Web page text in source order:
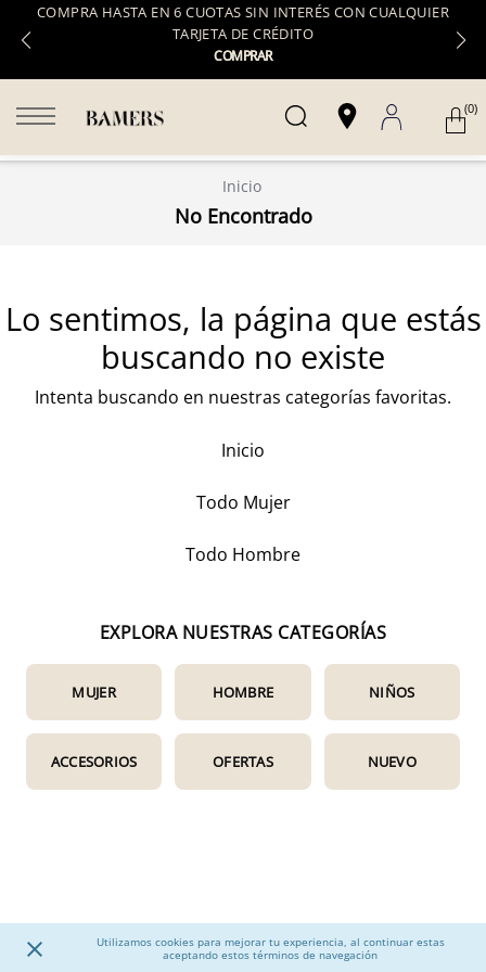
COMPRA HASTA EN 6 CUOTAS SIN INTERÉS CON CUALQUIER
TARJETA DE CRÉDITO
COMPRAR
Utilizamos cookies para mejorar tu experiencia, al continuar estas
aceptando estos términos de navegación
(0)
Inicio
No Encontrado
Lo sentimos, la página que estás
buscando no existe
Intenta buscando en nuestras categorías favoritas.
Inicio
Todo Mujer
Todo Hombre
EXPLORA NUESTRAS CATEGORÍAS
MUJER HOMBRE NIÑOS
ACCESORIOS OFERTAS NUEVO